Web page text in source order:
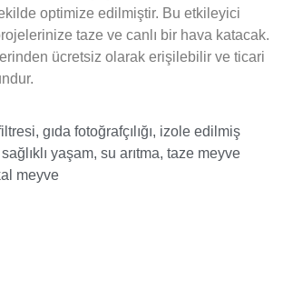
optimize edilmiştir. Bu etkileyici
taze ve canlı bir hava katacak.
ücretsiz olarak erişilebilir ve ticari
, gıda fotoğrafçılığı, izole edilmiş
sağlıklı yaşam, su arıtma, taze meyve
meyve